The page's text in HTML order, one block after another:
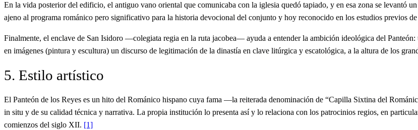
En la vida posterior del edificio, el antiguo vano oriental que comunicaba con la iglesia quedó tapiado, y en esa zona se levantó
ajeno al programa románico pero significativo para la historia devocional del conjunto y hoy reconocido en los estudios previos
Finalmente, el enclave de San Isidoro —colegiata regia en la ruta jacobea— ayuda a entender la ambición ideológica del
en imágenes (pintura y escultura) un discurso de legitimación de la dinastía en clave litúrgica y escatológica, a la altura de los
5. Estilo artístico
El Panteón de los Reyes es un hito del Románico hispano cuya fama —la reiterada denominación de “Capilla Sixtina del
in situ y de su calidad técnica y narrativa. La propia institución lo presenta así y lo relaciona con los patrocinios regios, en
comienzos del siglo XII. [1]